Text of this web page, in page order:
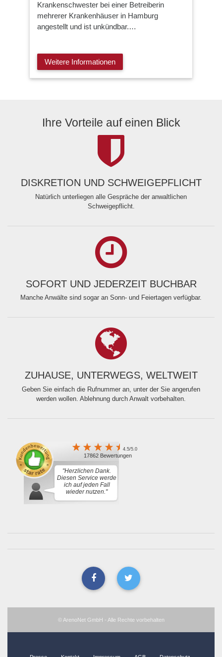
Krankenschwester bei einer Betreiberin
mehrerer Krankenhäuser in Hamburg
angestellt und ist unkündbar.…
Weitere Informationen
Ihre Vorteile auf einen Blick
DISKRETION UND SCHWEIGEPFLICHT
Natürlich unterliegen alle Gespräche der anwaltlichen
Schweigepflicht.
SOFORT UND JEDERZEIT BUCHBAR
Manche Anwälte sind sogar an Sonn- und Feiertagen verfügbar.
ZUHAUSE, UNTERWEGS, WELTWEIT
Geben Sie einfach die Rufnummer an, unter der Sie angerufen
werden wollen. Ablehnung durch Anwalt vorbehalten.
4.5/5.0
17862 Bewertungen
"Herzlichen Dank.
Diesen Service werde
ich auf jeden Fall
wieder nutzen."
© ArenoNet GmbH - Alle Rechte vorbehalten